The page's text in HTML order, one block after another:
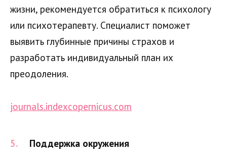
жизни, рекомендуется обратиться к психологу
или психотерапевту. Специалист поможет
выявить глубинные причины страхов и
разработать индивидуальный план их
преодоления.
journals.indexcopernicus.com
Поддержка окружения